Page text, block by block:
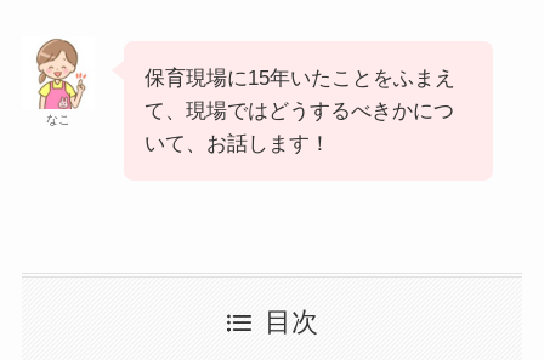
なこ
保育現場に15年いたことをふまえ
て、現場ではどうするべきかにつ
いて、お話します！
目次